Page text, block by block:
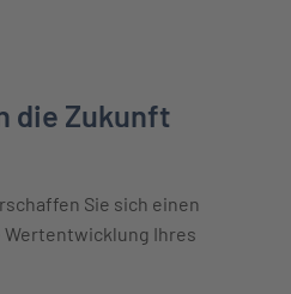
die Zukunft
Sie sich einen
Ihres